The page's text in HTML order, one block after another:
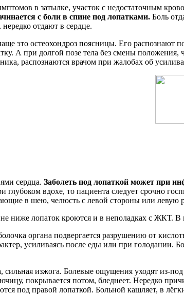
в затылке, участок с недостаточным
с боли в спине под лопатками. Боль
отдают в сердце.
это остеохондроз поясницы. Его распознают
А при долгой позе тела без смены
распознаются врачом при жалобах об
сердца. Заболеть под лопаткой может при
глубоком вдохе, то пациента следует срочно
в шею, челюсть с левой стороны или левую
ниже лопаток кроются и в неполадках с ЖКТ. В
органа подвергается разрушению от
усиливаясь после еды или при голодании.
изжога. Болевые ощущения уходят из-
покрывается потом, бледнеет. Нередко
под правой лопаткой. Больной кашляет, в